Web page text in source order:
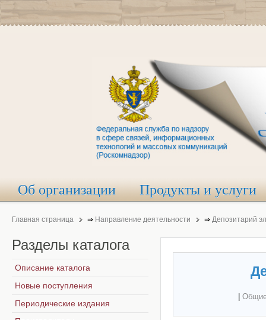
Об организации Продукты и услуги
Главная страница ⇒ Направление деятельности ⇒ Депозитарий
Разделы каталога
Описание каталога
Новые поступления
Периодические издания